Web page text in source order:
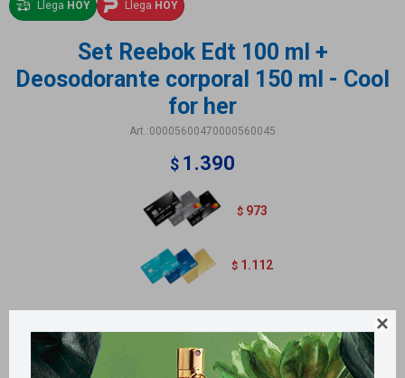

Llega HOY Llega HOY
Set Reebok Edt 100 ml +
Deosodorante corporal 150 ml - Cool
for her
00005600470000560045
$ 1.390
$ 973
$ 1.112